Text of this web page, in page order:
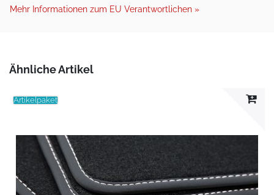
Mehr Informationen zum EU Verantwortlichen »
Ähnliche Artikel
Artikelpaket